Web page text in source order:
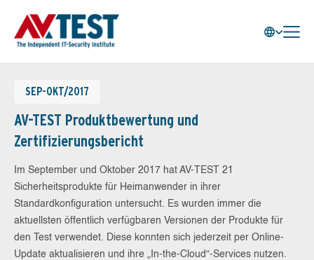
SEP-OKT/2017
AV-TEST Produktbewertung und
Zertifizierungsbericht
Im September und Oktober 2017 hat AV-TEST 21
Sicherheitsprodukte für Heimanwender in ihrer
Standardkonfiguration untersucht. Es wurden immer die
aktuellsten öffentlich verfügbaren Versionen der Produkte für
den Test verwendet. Diese konnten sich jederzeit per Online-
Update aktualisieren und ihre „In-the-Cloud“-Services nutzen.